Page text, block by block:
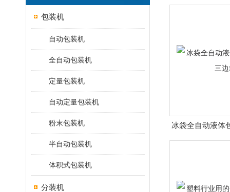
包装机
自动包装机
全自动包装机
定量包装机
自动定量包装机
粉末包装机
半自动包装机
体积式包装机
分装机
冰袋全自动液体
封